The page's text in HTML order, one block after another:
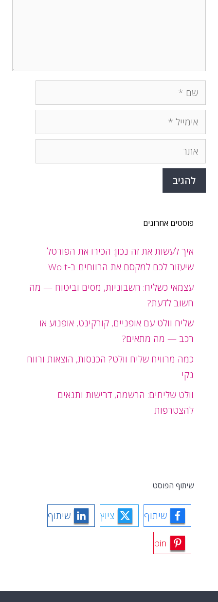
שם
אימייל
אתר
פוסטים אחרונים
איך לעשות את זה נכון: הכירו את הפורטל
שיעזור לכם למקסם את הרווחים ב-Wolt
עצמאי כשליח: חשבוניות, מסים וביטוח — מה
חשוב לדעת?
שליח וולט עם אופניים, קורקינט, אופנוע או
רכב — מה מתאים?
כמה מרוויח שליח וולט? הכנסות, הוצאות ורווח
נקי
וולט שליחים: הרשמה, דרישות ותנאים
להצטרפות
שיתוף הפוסט
שיתוף ציוץ שיתוף
pin